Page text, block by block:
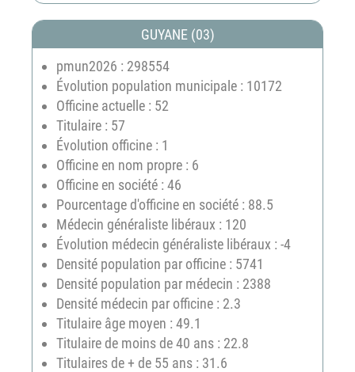
GUYANE (03)
pmun2026 : 298554
Évolution population municipale : 10172
Officine actuelle : 52
Titulaire : 57
Évolution officine : 1
Officine en nom propre : 6
Officine en société : 46
Pourcentage d'officine en société : 88.5
Médecin généraliste libéraux : 120
Évolution médecin généraliste libéraux : -4
Densité population par officine : 5741
Densité population par médecin : 2388
Densité médecin par officine : 2.3
Titulaire âge moyen : 49.1
Titulaire de moins de 40 ans : 22.8
Titulaires de + de 55 ans : 31.6